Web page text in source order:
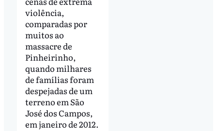
violência,
comparadas por
muitos ao
massacre de
Pinheirinho,
quando milhares
de famílias foram
despejadas de um
terreno em São
José dos Campos,
em janeiro de 2012.